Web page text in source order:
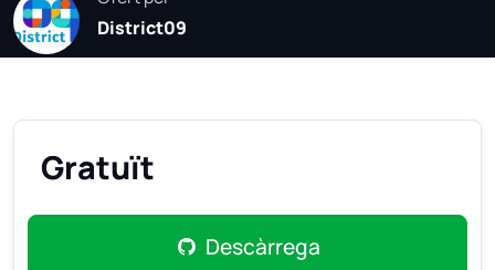
District09
Gratuït
Descàrrega